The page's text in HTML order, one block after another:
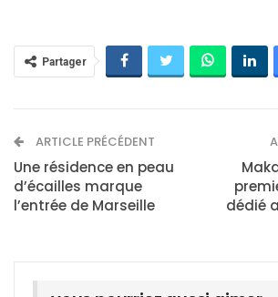
Partager
ARTICLE PRÉCÉDENT
Une résidence en peau
d’écailles marque
l’entrée de Marseille
dédié